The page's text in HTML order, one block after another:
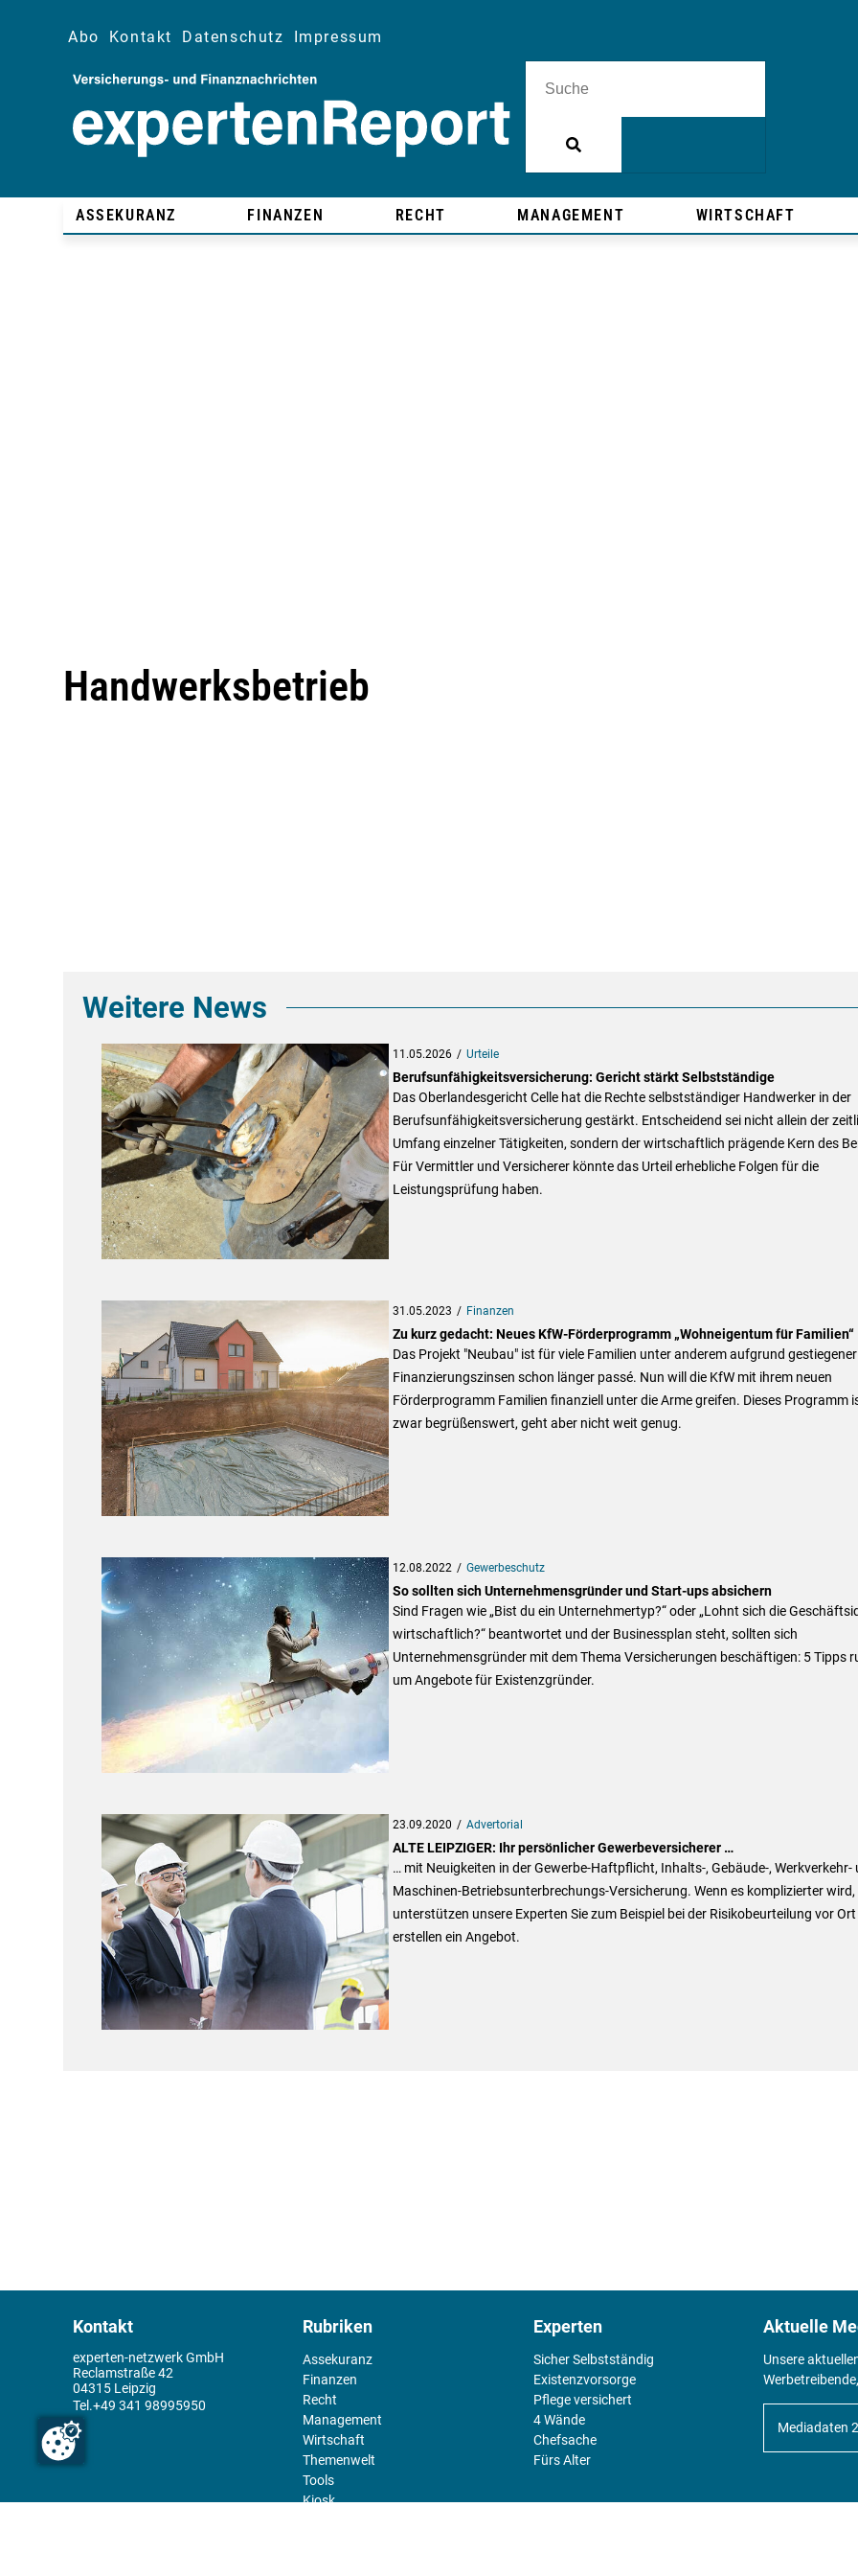
Abo Kontakt Datenschutz Impressum
ASSEKURANZ FINANZEN RECHT MANAGEMENT WIRTSCHAFT
Handwerksbetrieb
Weitere News
11.05.2026 Urteile
Berufsunfähigkeitsversicherung: Gericht stärkt Selbstständige
Das Oberlandesgericht Celle hat die Rechte selbstständiger Handwerker in der
Berufsunfähigkeitsversicherung gestärkt. Entscheidend sei nicht allein der
Umfang einzelner Tätigkeiten, sondern der wirtschaftlich prägende Kern des
Für Vermittler und Versicherer könnte das Urteil erhebliche Folgen für die
Leistungsprüfung haben.
31.05.2023 Finanzen
Zu kurz gedacht: Neues KfW-Förderprogramm „Wohneigentum für Familien“
Das Projekt "Neubau" ist für viele Familien unter anderem aufgrund gestiegener
Finanzierungszinsen schon länger passé. Nun will die KfW mit ihrem neuen
Förderprogramm Familien finanziell unter die Arme greifen. Dieses Programm
zwar begrüßenswert, geht aber nicht weit genug.
12.08.2022 Gewerbeschutz
So sollten sich Unternehmensgründer und Start-ups absichern
Sind Fragen wie „Bist du ein Unternehmertyp?“ oder „Lohnt sich die
wirtschaftlich?“ beantwortet und der Businessplan steht, sollten sich
Unternehmensgründer mit dem Thema Versicherungen beschäftigen: 5 Tipps
um Angebote für Existenzgründer.
23.09.2020 Advertorial
ALTE LEIPZIGER: Ihr persönlicher Gewerbeversicherer …
… mit Neuigkeiten in der Gewerbe-Haftpflicht, Inhalts-, Gebäude-, Werkverkehr-
Maschinen-Betriebsunterbrechungs-Versicherung. Wenn es komplizierter wird,
unterstützen unsere Experten Sie zum Beispiel bei der Risikobeurteilung vor Ort
erstellen ein Angebot.
Kontakt
experten-netzwerk GmbH
Reclamstraße 42
04315 Leipzig
+49 341 98995950
Rubriken
Assekuranz
Finanzen
Recht
Management
Wirtschaft
Themenwelt
Tools
Kiosk
Experten
Sicher Selbstständig
Existenz­vorsorge
Pflege versichert
4 Wände
Chefsache
Fürs Alter
Aktuelle
Unsere
Mediadaten